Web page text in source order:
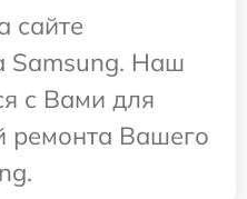
сайте
Samsung. Наш
с Вами для
ремонта Вашего